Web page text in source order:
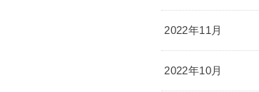
2022年11月
2022年10月